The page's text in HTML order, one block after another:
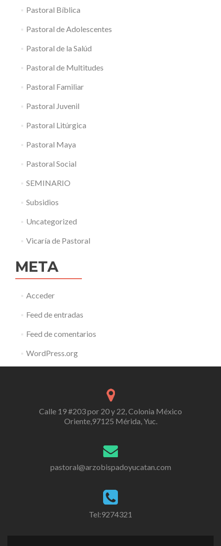
Pastoral Bíblica
Pastoral de Adolescentes
Pastoral de la Salúd
Pastoral de Multitudes
Pastoral Familiar
Pastoral Juvenil
Pastoral Litúrgica
Pastoral Maya
Pastoral Social
SEMINARIO
Subsidios
Uncategorized
Vicaría de Pastoral
META
Acceder
Feed de entradas
Feed de comentarios
WordPress.org
Calle 19 #203 por 20 y 22, Colonia México
Oriente,97125 Mérida, Yuc.
pastoral@arzobispadoyucatan.com
Tel:9274321